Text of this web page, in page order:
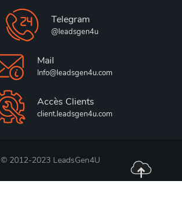
Telegram
@leadsgen4u
Mail
Info@leadsgen4u.com
Accès Clients
client.leadsgen4u.com
© 2012-2023 LeadsGen4U